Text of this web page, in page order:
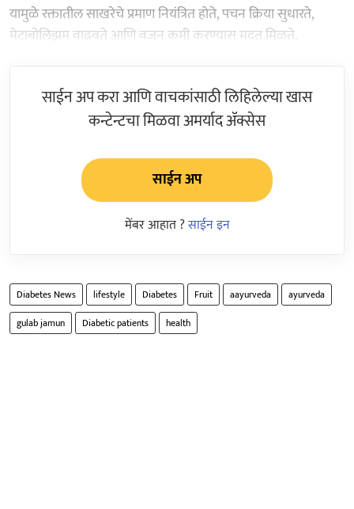
यामुळे रक्तातील साखरेचे प्रमाण नियंत्रित होते, पचन क्रिया सुधारते,
मेटाबोलिझम वाढवते आणि वजन कमी करण्यास मदत मिळते.
साईन अप करा आणि वाचकांसाठी लिहिलेल्या खास
कन्टेन्टचा मिळवा अमर्याद ॲक्सेस
साईन अप
मेंबर आहात ?साईन इन
Diabetes News lifestyle Diabetes Fruit aayurveda
ayurveda
gulab jamun
Diabetic patients health